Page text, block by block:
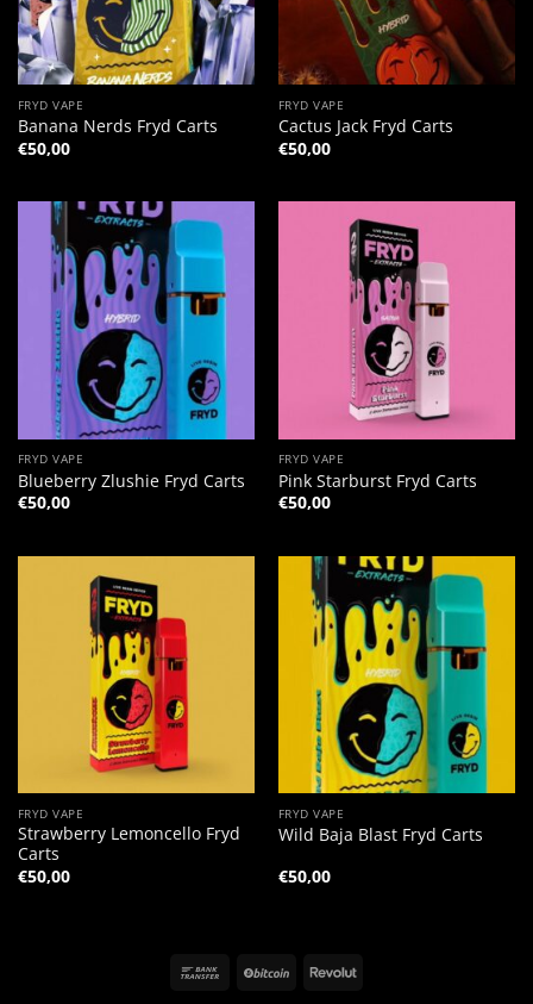
FRYD VAPE
Banana Nerds Fryd Carts
€50,00
FRYD VAPE
Cactus Jack Fryd Carts
€50,00
FRYD VAPE
Blueberry Zlushie Fryd Carts
€50,00
FRYD VAPE
Pink Starburst Fryd Carts
€50,00
FRYD VAPE
Strawberry Lemoncello Fryd
Carts
€50,00
FRYD VAPE
Wild Baja Blast Fryd Carts
€50,00